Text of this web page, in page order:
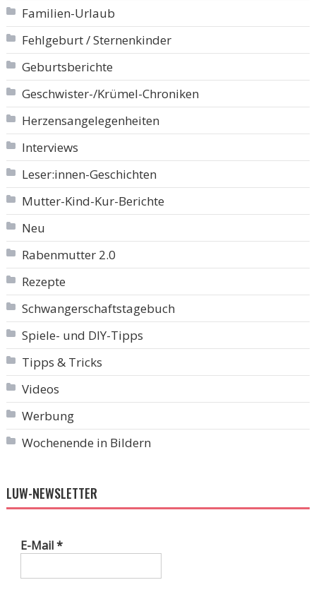
Familien-Urlaub
Fehlgeburt / Sternenkinder
Geburtsberichte
Geschwister-/Krümel-Chroniken
Herzensangelegenheiten
Interviews
Leser:innen-Geschichten
Mutter-Kind-Kur-Berichte
Neu
Rabenmutter 2.0
Rezepte
Schwangerschaftstagebuch
Spiele- und DIY-Tipps
Tipps & Tricks
Videos
Werbung
Wochenende in Bildern
LUW-NEWSLETTER
E-Mail*